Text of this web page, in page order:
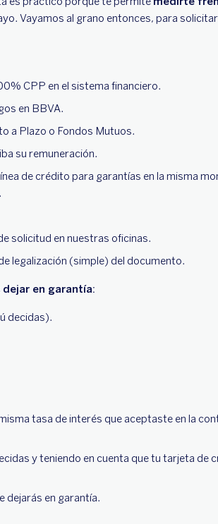
Vayamos al grano entonces, para
CPP en el sistema financiero.
en BBVA.
a Plazo o Fondos Mutuos.
su remuneración.
de crédito para garantías en la misma
solicitud en nuestras oficinas.
legalización (simple) del documento.
dejar en garantía:
decidas).
tasa de interés que aceptaste en la
y teniendo en cuenta que tu tarjeta de
dejarás en garantía.